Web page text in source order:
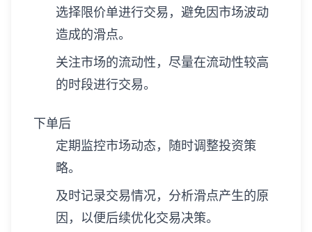
选择限价单进行交易，避免因市场波动
造成的滑点。
关注市场的流动性，尽量在流动性较高
的时段进行交易。
下单后
定期监控市场动态，随时调整投资策
略。
及时记录交易情况，分析滑点产生的原
因，以便后续优化交易决策。